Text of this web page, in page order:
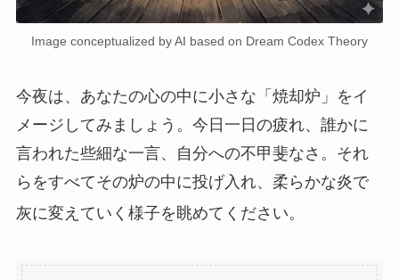
Image conceptualized by AI based on Dream Codex Theory
今夜は、あなたの心の中に小さな「焼却炉」をイ
メージしてみましょう。今日一日の疲れ、誰かに
言われた些細な一言、自分への不甲斐なさ。それ
らをすべてその炉の中に投げ入れ、柔らかな炎で
灰に変えていく様子を眺めてください。